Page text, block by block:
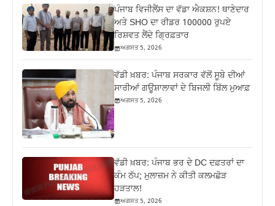
ਪੰਜਾਬ ਵਿਜੀਲੈਂਸ ਦਾ ਵੱਡਾ ਐਕਸ਼ਨ! ਥਾਣੇਦਾਰ
ਅਤੇ SHO ਦਾ ਰੀਡਰ 100000 ਰੁਪਏ
ਰਿਸ਼ਵਤ ਲੈਂਦੇ ਗ੍ਰਿਫ਼ਤਾਰ
ਅਗਸਤ 5, 2026
ਵੱਡੀ ਖ਼ਬਰ: ਪੰਜਾਬ ਸਰਕਾਰ ਵੱਲੋਂ ਸੂਬੇ ਦੀਆਂ
ਸਾਰੀਆਂ ਗਊਸ਼ਾਲਾਵਾਂ ਦੇ ਬਿਜਲੀ ਬਿੱਲ ਮੁਆਫ਼
ਅਗਸਤ 5, 2026
ਵੱਡੀ ਖ਼ਬਰ: ਪੰਜਾਬ ਭਰ ਦੇ DC ਦਫ਼ਤਰਾਂ ਦਾ
ਕੰਮ ਠੱਪ; ਮੁਲਾਜ਼ਮ ਨੇ ਕੀਤੀ ਕਲਮਛੋੜ
ਹੜਤਾਲ!
ਅਗਸਤ 5, 2026